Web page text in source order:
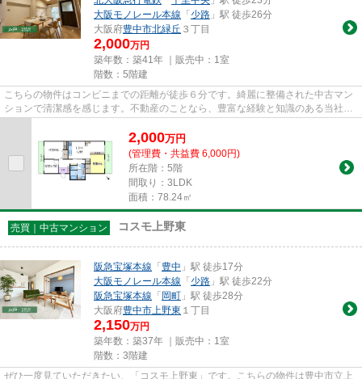
大阪モノレール本線 「 少路 」駅 徒歩26分
大阪府豊中市北緑丘 ３丁目
2,000万円
築年数：築41年 ｜販売中： 1室
階数：5階建
こちらの物件はコンビニまでの距離が徒歩６分です。綺麗に整備された中古マン
ションで清潔感を感じます。不動産のことなら、豊富な経験と知識のある当社に
2,000万円
(管理費・共益費 6,000円)
所在階：5階
間取り：3LDK
面積：78.24㎡
売買｜中古マンション コスモ上野東
阪急宝塚本線 「 豊中 」駅 徒歩17分
大阪モノレール本線 「 少路 」駅 徒歩22分
阪急宝塚本線 「 岡町 」駅 徒歩28分
大阪府豊中市上野東 １丁目
2,150万円
築年数：築37年 ｜販売中： 1室
階数：3階建
ぜひ一度見ていただきたい、「コスモ上野東」です。こちらの物件は豊中市立上